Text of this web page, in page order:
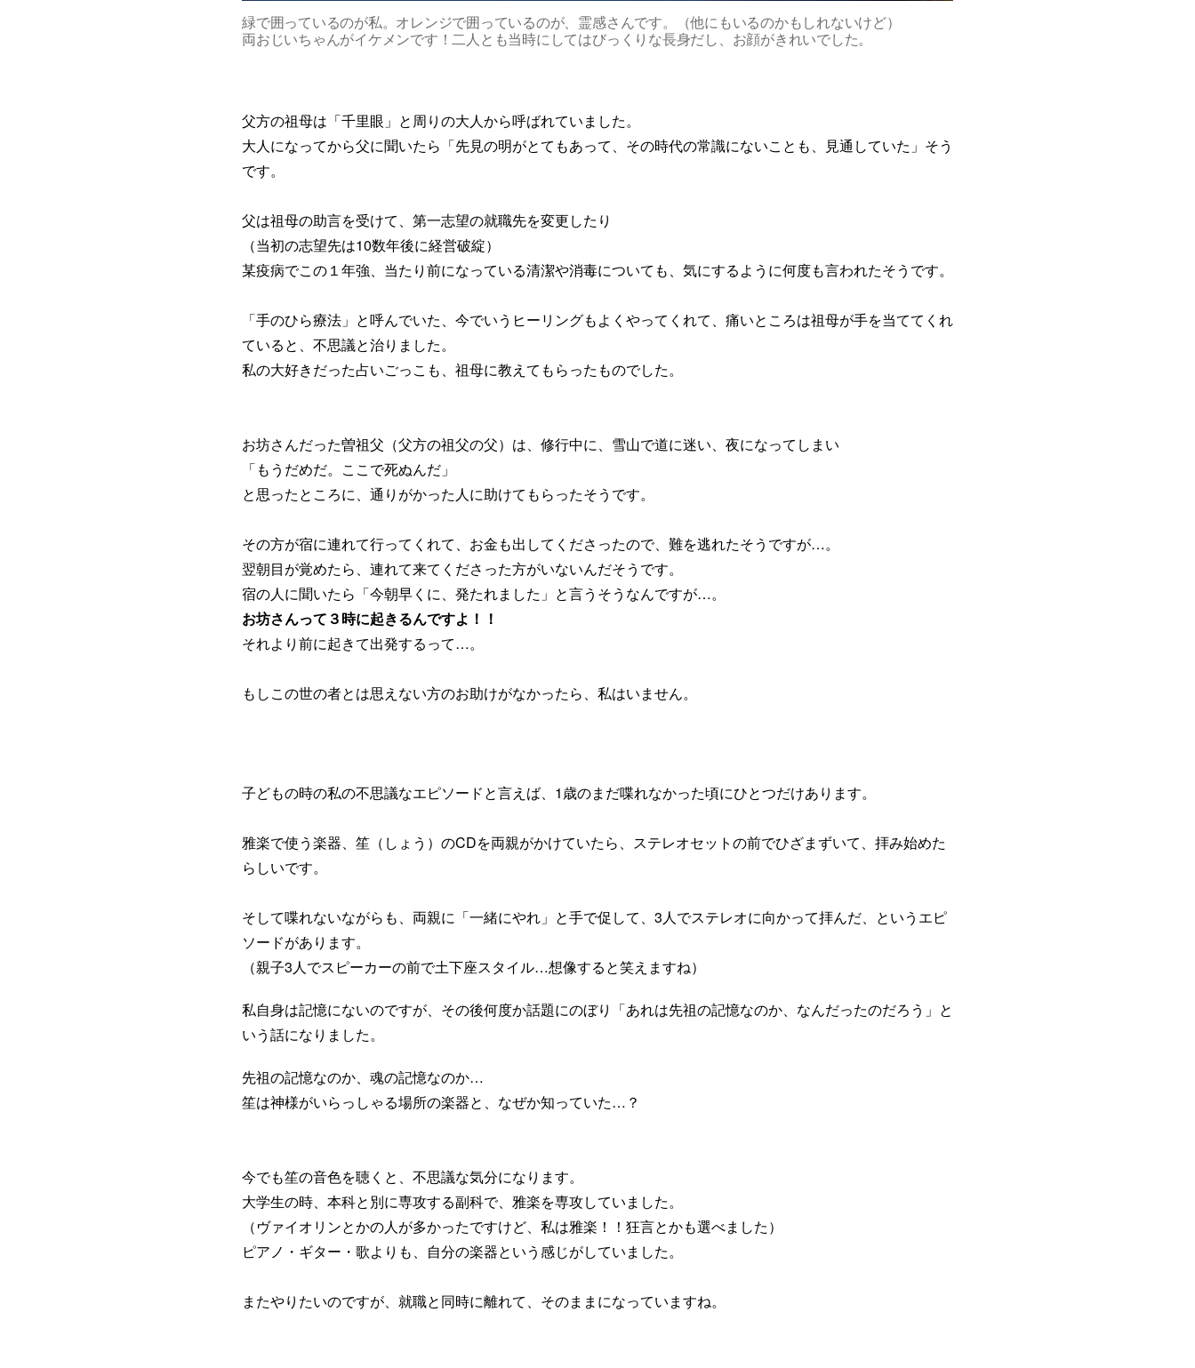
緑で囲っているのが私。オレンジで囲っているのが、霊感さんです。（他にもいるのかもしれないけど）
両おじいちゃんがイケメンです！二人とも当時にしてはびっくりな長身だし、お顔がきれいでした。
父方の祖母は「千里眼」と周りの大人から呼ばれていました。
大人になってから父に聞いたら「先見の明がとてもあって、その時代の常識にないことも、見通していた」そう
です。
父は祖母の助言を受けて、第一志望の就職先を変更したり
（当初の志望先は10数年後に経営破綻）
某疫病でこの１年強、当たり前になっている清潔や消毒についても、気にするように何度も言われたそうです。
「手のひら療法」と呼んでいた、今でいうヒーリングもよくやってくれて、痛いところは祖母が手を当ててくれ
ていると、不思議と治りました。
私の大好きだった占いごっこも、祖母に教えてもらったものでした。
お坊さんだった曽祖父（父方の祖父の父）は、修行中に、雪山で道に迷い、夜になってしまい
「もうだめだ。ここで死ぬんだ」
と思ったところに、通りがかった人に助けてもらったそうです。
その方が宿に連れて行ってくれて、お金も出してくださったので、難を逃れたそうですが…。
翌朝目が覚めたら、連れて来てくださった方がいないんだそうです。
宿の人に聞いたら「今朝早くに、発たれました」と言うそうなんですが…。
お坊さんって３時に起きるんですよ！！
それより前に起きて出発するって…。
もしこの世の者とは思えない方のお助けがなかったら、私はいません。
子どもの時の私の不思議なエピソードと言えば、1歳のまだ喋れなかった頃にひとつだけあります。
雅楽で使う楽器、笙（しょう）のCDを両親がかけていたら、ステレオセットの前でひざまずいて、拝み始めた
らしいです。
そして喋れないながらも、両親に「一緒にやれ」と手で促して、3人でステレオに向かって拝んだ、というエピ
ソードがあります。
（親子3人でスピーカーの前で土下座スタイル…想像すると笑えますね）
私自身は記憶にないのですが、その後何度か話題にのぼり「あれは先祖の記憶なのか、なんだったのだろう」と
いう話になりました。
先祖の記憶なのか、魂の記憶なのか…
笙は神様がいらっしゃる場所の楽器と、なぜか知っていた…？
今でも笙の音色を聴くと、不思議な気分になります。
大学生の時、本科と別に専攻する副科で、雅楽を専攻していました。
（ヴァイオリンとかの人が多かったですけど、私は雅楽！！狂言とかも選べました）
ピアノ・ギター・歌よりも、自分の楽器という感じがしていました。
またやりたいのですが、就職と同時に離れて、そのままになっていますね。